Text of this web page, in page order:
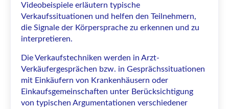
Videobeispiele erläutern typische
Verkaufssituationen und helfen den Teilnehmern,
die Signale der Körpersprache zu erkennen und zu
interpretieren.
Die Verkaufstechniken werden in Arzt-
Verkäufergesprächen bzw. in Gesprächssituationen
mit Einkäufern von Krankenhäusern oder
Einkaufsgemeinschaften unter Berücksichtigung
von typischen Argumentationen verschiedener